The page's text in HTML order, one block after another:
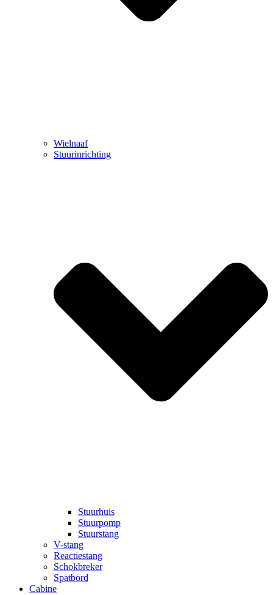
Wielnaaf
Stuurinrichting
Stuurhuis
Stuurpomp
Stuurstang
V-stang
Reactiestang
Schokbreker
Spatbord
Cabine